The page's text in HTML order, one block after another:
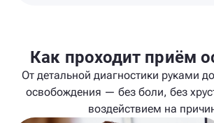
Как проходит приём
От детальной диагностики руками
освобождения — без боли, без
воздействием на